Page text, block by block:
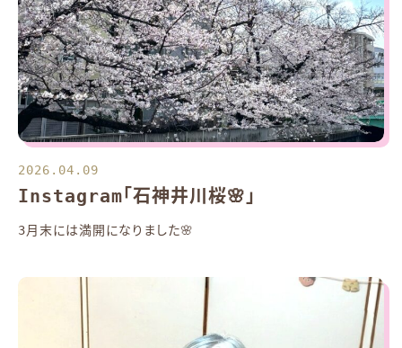
2026.04.09
Instagram「石神井川桜🌸」
3月末には満開になりました🌸